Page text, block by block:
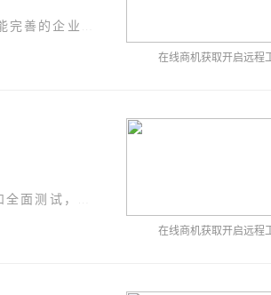
在线商机获取开启远程
在线商机获取开启远程